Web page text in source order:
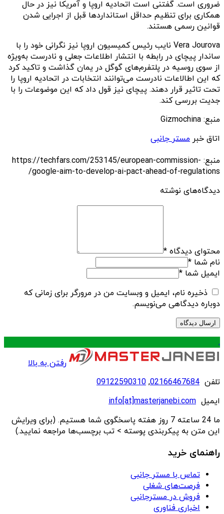
ضروری است. گفتنی است اتحادیه اروپا و آمریکا نیز در حال
همکاری برای تنظیم حداقل استانداردها قبل از اجرایی شدن
قوانین رسمی هستند.
Vera Jourova نایب رئیس کمیسیون اروپا نیز نگرانی خود را با
ساندار پیچای در رابطه با انتشار اطلاعات جعلی و نادرست به‌ویژه
از سوی روسیه در پلتفرم‌های گوگل در یمان گذاشت و تاکید کرد
که این اطالاعات نادرست می‌توانند انتخابات در اتحادیه اروپا را
تحت تاثیر قرار دهند. پیچای نیز قول داد که این موضوعات را با
جدیت بررسی کند.
منبع: Gizmochina
اتاق خبر مستر جانبی
منبع: https://techfars.com/253145/european-commission-
google-aim-to-develop-ai-pact-ahead-of-regulations/
دیدگاه‌های نوشته
محتوای دیدگاه *
نام شما *
ایمیل شما *
ذخیره نام، ایمیل و وبسایت من در مرورگر برای زمانی که
دوباره دیدگاهی می‌نویسم.
.
رفتن به بالا
تلفن 02166467684
,
09122590310
ایمیل info[at]masterjanebi.com
ما 24 ساعته 7 روز هفته پاسخگوی شما هستیم. (برای ویرایش
این متن به پیکربندی پوسته > تب برچسب‌ها مراجعه نمایید.)
راهنمای خرید
تماس با مستر جانبی
فرصت‌های شغلی
فروش در مسترجانبی
اخباری فناوری